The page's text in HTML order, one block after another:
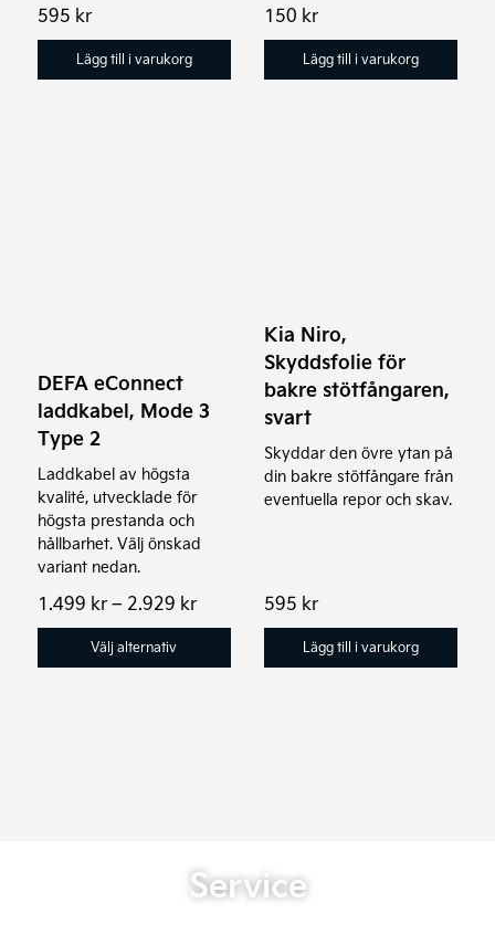
595 kr
Lägg till i varukorg
150 kr
Lägg till i varukorg
DEFA eConnect
laddkabel, Mode 3
Type 2
Laddkabel av högsta
kvalité, utvecklade för
högsta prestanda och
hållbarhet. Välj önskad
variant nedan.
1.499 kr– 2.929 krPrisintervall:
1.499 kr
2.929 kr
Välj alternativ
olika
alternativen
kan
väljas
på
produktsidan
Kia Niro,
Skyddsfolie för
bakre stötfångaren,
svart
Skyddar den övre ytan på
din bakre stötfångare från
eventuella repor och skav.
595 kr
Lägg till i varukorg
Service